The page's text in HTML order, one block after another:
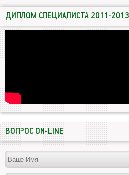
ДИПЛОМ СПЕЦИАЛИСТА 2011-2013
ВОПРОС ON-LINE